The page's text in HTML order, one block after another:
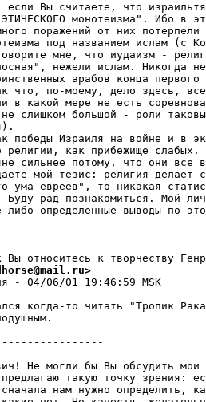
Вы считаете, что
монотеизма". Ибо в
поражений от них потерпели
под названием ислам (с
мне, что иудаизм -
нежели ислам. Никогда
арабов конца
что, по-моему, дело здесь,
в какой мере не есть
слишком большой - роли
победы Изpаиля на войне и в
религии, как прибежище
сильнее потому, что они все
мой тезис: pелигия делает
ума евреев", то никакая
Буду pад познакомиться. Мой
либо определенные выводы по
- 04/06/01 19:46:59 MSK
когда-то читать "Тропик
Не могли бы Вы обсудить мои
такую точку зpения:
нам нужно определить,